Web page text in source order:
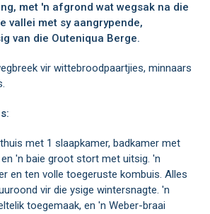
met 'n afgrond wat wegsak na die
vallei met sy aangrypende,
van die Outeniqua Berge.
vir wittebroodpaartjies, minnaars
met 1 slaapkamer, badkamer met
'n baie groot stort met uitsig. 'n
en ten volle toegeruste kombuis. Alles
vir die ysige wintersnagte. 'n
toegemaak, en 'n Weber-braai